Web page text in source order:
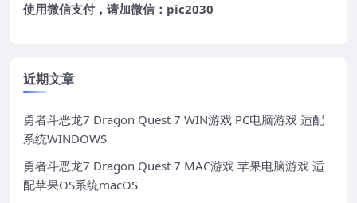
使用微信支付，请加微信：pic2030
近期文章
勇者斗恶龙7 Dragon Quest 7 WIN游戏 PC电脑游戏 适配
系统WINDOWS
勇者斗恶龙7 Dragon Quest 7 MAC游戏 苹果电脑游戏 适
配苹果OS系统macOS